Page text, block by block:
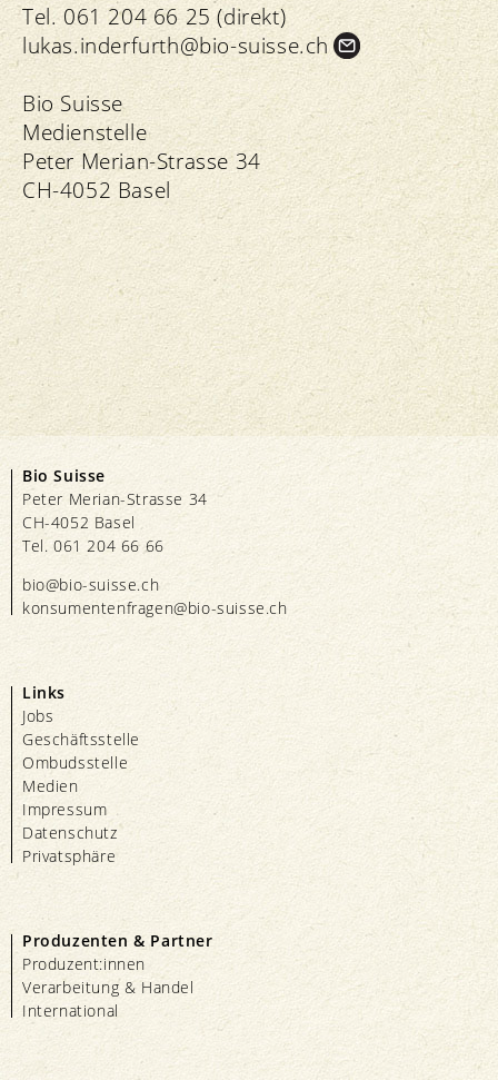
Tel. 061 204 66 25 (direkt)
lukas.inderfurth@bio-suisse.ch
Bio Suisse
Medienstelle
Peter Merian-Strasse 34
CH-4052 Basel
Bio Suisse
Peter Merian-Strasse 34
CH-4052 Basel
Tel. 061 204 66 66
bio@bio-suisse.ch
konsumentenfragen@bio-suisse.ch
Links
Jobs
Geschäftsstelle
Ombudsstelle
Medien
Impressum
Datenschutz
Privatsphäre
Produzenten & Partner
Produzent:innen
Verarbeitung & Handel
International